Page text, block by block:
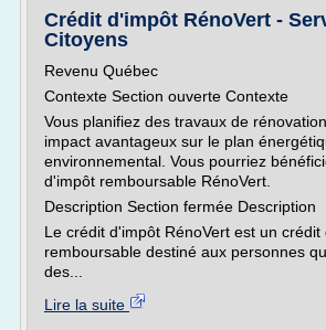
Crédit d'impôt RénoVert -
Citoyens
Revenu Québec
Contexte Section ouverte Contexte
Vous planifiez des travaux de
impact avantageux sur le plan
environnemental. Vous pourriez
d'impôt remboursable RénoVert.
Description Section fermée Description
Le crédit d'impôt RénoVert est un crédit
remboursable destiné aux personnes
des...
Lire la suite